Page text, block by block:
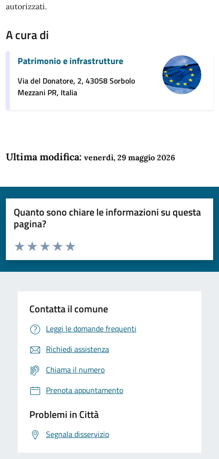
autorizzati.
A cura di
Patrimonio e infrastrutture
Via del Donatore, 2, 43058 Sorbolo
Mezzani PR, Italia
Ultima modifica: venerdì, 29 maggio 2026
Quanto sono chiare le informazioni su questa
pagina?
Domanda
Valuta da 1 a 5 stelle la pagina
Valuta 5 stelle su 5
Valuta 4 stelle su 5
Valuta 3 stelle su 5
Valuta 2 stelle su 5
Valuta 1 stelle su 5
Contatta il comune
Leggi le domande frequenti
Richiedi assistenza
Chiama il numero
Prenota appuntamento
Problemi in Città
Segnala disservizio